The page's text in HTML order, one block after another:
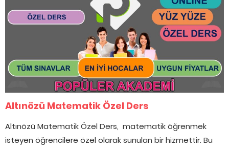
Altınözü Matematik Özel Ders
Altınözü Matematik Özel Ders, matematik öğrenmek
isteyen öğrencilere özel olarak sunulan bir hizmettir. Bu